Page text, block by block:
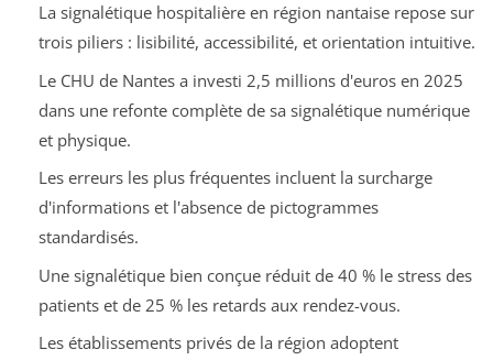
La signalétique hospitalière en région nantaise repose sur
trois piliers : lisibilité, accessibilité, et orientation intuitive.
Le CHU de Nantes a investi 2,5 millions d'euros en 2025
dans une refonte complète de sa signalétique numérique
et physique.
Les erreurs les plus fréquentes incluent la surcharge
d'informations et l'absence de pictogrammes
standardisés.
Une signalétique bien conçue réduit de 40 % le stress des
patients et de 25 % les retards aux rendez-vous.
Les établissements privés de la région adoptent